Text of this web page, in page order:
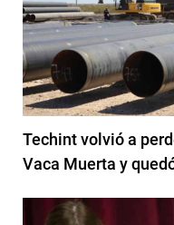
Techint volvió a
Vaca Muerta y